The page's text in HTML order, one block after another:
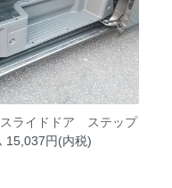
ライドドア ステップ
15,037円(内税)